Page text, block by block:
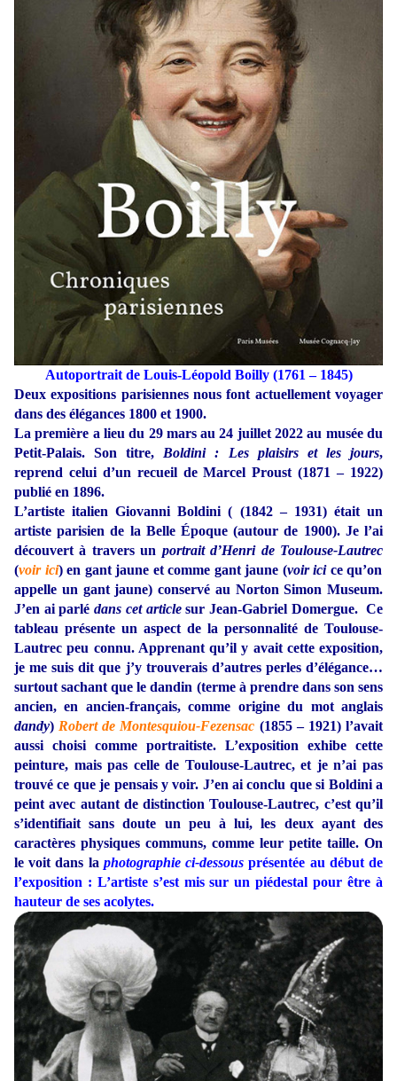
Autoportrait de Louis-Léopold Boilly (1761 – 1845)
Deux expositions parisiennes nous font actuellement voyager
dans des élégances 1800 et 1900.
La première a lieu du 29 mars au 24 juillet 2022 au musée du
Petit-Palais. Son titre, Boldini : Les plaisirs et les jours,
reprend celui d’un recueil de Marcel Proust (1871 – 1922)
publié en 1896.
L’artiste italien Giovanni Boldini ( (1842 – 1931) était un
artiste parisien de la Belle Époque (autour de 1900). Je l’ai
découvert à travers un portrait d’Henri de Toulouse-Lautrec
(voir ici) en gant jaune et comme gant jaune (voir icice qu’on
appelle un gant jaune) conservé au Norton Simon Museum.
J’en ai parlédans cet articlesur Jean-Gabriel Domergue. Ce
tableau présente un aspect de la personnalité de Toulouse-
Lautrec peu connu. Apprenant qu’il y avait cette exposition,
je me suis dit que j’y trouverais d’autres perles d’élégance…
surtout sachant que le dandin (terme à prendre dans son sens
ancien, en ancien-français, comme origine du mot anglais
dandy) Robert de Montesquiou-Fezensac (1855 – 1921) l’avait
aussi choisi comme portraitiste. L’exposition exhibe cette
peinture, mais pas celle de Toulouse-Lautrec, et je n’ai pas
trouvé ce que je pensais y voir. J’en ai conclu que si Boldini a
peint avec autant de distinction Toulouse-Lautrec, c’est qu’il
s’identifiait sans doute un peu à lui, les deux ayant des
caractères physiques communs, comme leur petite taille. On
le voit dans la photographie ci-dessous présentée au début de
l’exposition : L’artiste s’est mis sur un piédestal pour être à
hauteur de ses acolytes.